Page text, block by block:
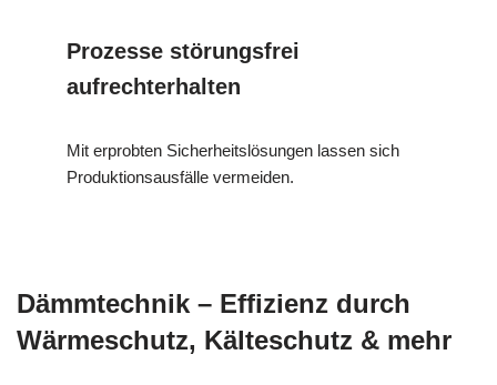
Prozesse störungsfrei
aufrechterhalten
Mit erprobten Sicherheitslösungen lassen sich
Produktionsausfälle vermeiden.
Dämmtechnik – Effizienz durch
Wärmeschutz, Kälteschutz & mehr